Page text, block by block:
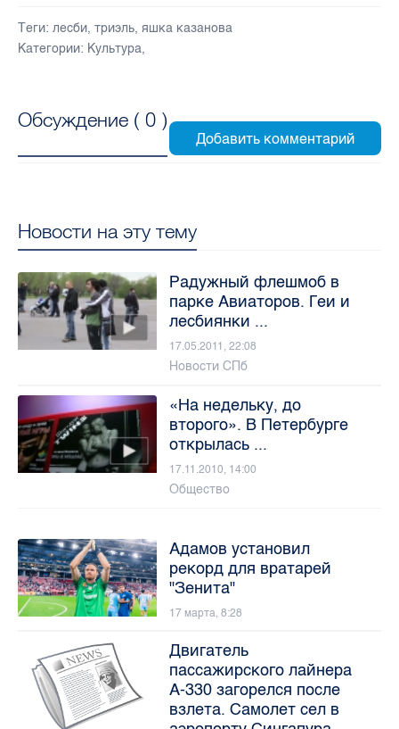
Теги: лесби, триэль, яшка казанова
Категории: Культура,
Обсуждение ( 0 )
Новости на эту тему
Радужный флешмоб в
парке Авиаторов. Геи и
лесбиянки ...
17.05.2011, 22:08
Новости СПб
«На недельку, до
второго». В Петербурге
открылась ...
17.11.2010, 14:00
Общество
Адамов установил
рекорд для вратарей
"Зенита"
17 марта, 8:28
Двигатель
пассажирского лайнера
А-330 загорелся после
взлета. Самолет сел в